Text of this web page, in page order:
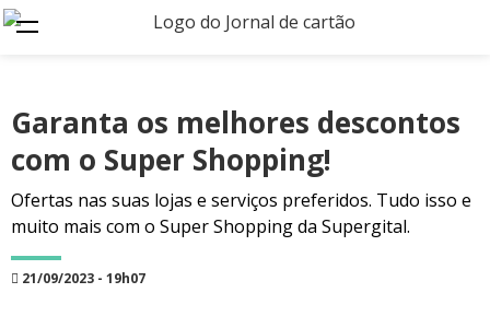
Garanta os melhores descontos
com o Super Shopping!
Ofertas nas suas lojas e serviços preferidos. Tudo isso e
muito mais com o Super Shopping da Supergital.
21/09/2023 - 19h07